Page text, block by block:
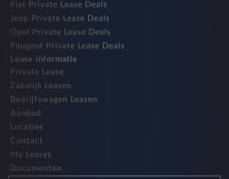
Fiat Private Lease Deals
Jeep Private Lease Deals
Opel Private Lease Deals
Peugeot Private Lease Deals
Lease informatie
Private Lease
Zakelijk Leasen
Bedrijfswagen Leasen
Aanbod
Locaties
Contact
My Leasys
Documenten